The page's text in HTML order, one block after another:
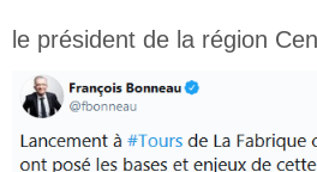
le président de la région